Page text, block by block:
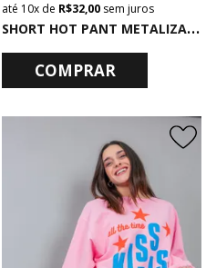
S
HORT HOT PANT METALIZADO PRATA COM ESTRELA PRETO
10x de R$ 32,00 sem juros
COMPRAR